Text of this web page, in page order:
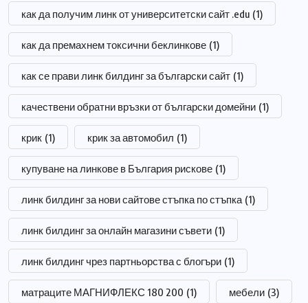
как да получим линк от университетски сайт .edu (1)
как да премахнем токсични беклинкове (1)
как се прави линк билдинг за български сайт (1)
качествени обратни връзки от български домейни (1)
крик (1) крик за автомобил (1)
купуване на линкове в България рискове (1)
линк билдинг за нови сайтове стъпка по стъпка (1)
линк билдинг за онлайн магазини съвети (1)
линк билдинг чрез партньорства с блогъри (1)
матраците МАГНИФЛЕКС 180 200 (1) мебели (3)